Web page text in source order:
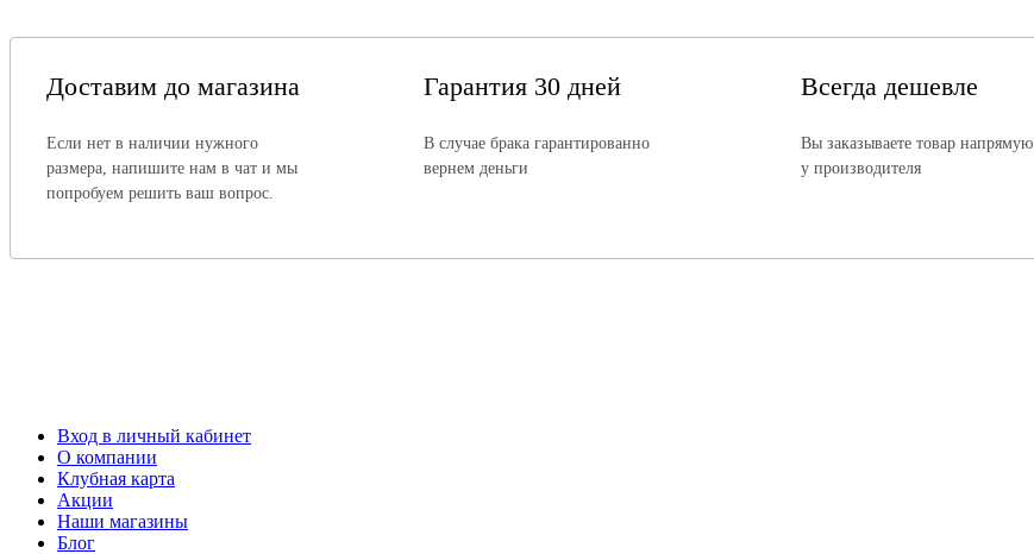
Доставим до магазина
Если нет в наличии нужного
размера, напишите нам в чат и мы
попробуем решить ваш вопрос.
Гарантия 30 дней
В случае брака гарантированно
вернем деньги
Всегда дешевле
Вы заказываете товар напрямую
у производителя
Вход в личный кабинет
О компании
Клубная карта
Акции
Наши магазины
Блог